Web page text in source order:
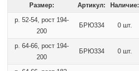
Размер: Артикул: Наличие:
р. 52-54, рост 194-
200
БРЮ334 0 шт.
р. 64-66, рост 194-
200
БРЮ334 0 шт.